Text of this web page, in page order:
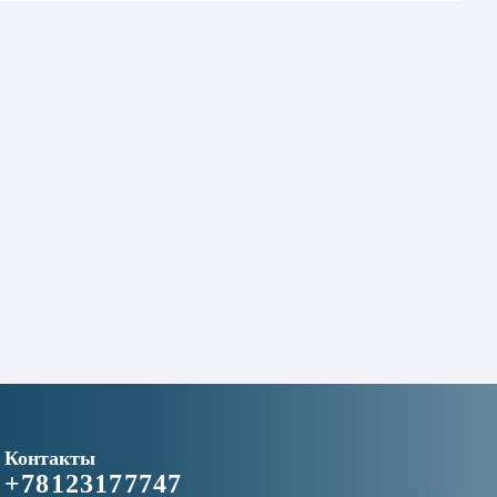
Контакты
+78123177747